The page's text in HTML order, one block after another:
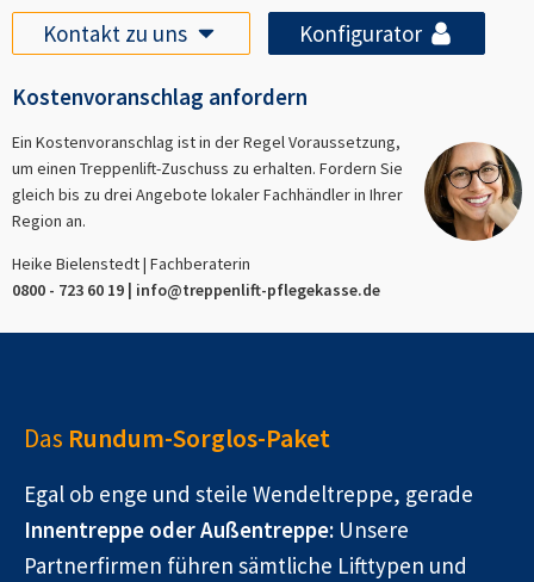
Kontakt zu uns Konfigurator
Kostenvoranschlag anfordern
Ein Kostenvoranschlag ist in der Regel Voraussetzung,
um einen Treppenlift-Zuschuss zu erhalten. Fordern Sie
gleich bis zu drei Angebote lokaler Fachhändler in Ihrer
Region an.
Heike Bielenstedt | Fachberaterin
0800 - 723 60 19 | info@treppenlift-pflegekasse.de
Das Rundum-Sorglos-Paket
Egal ob enge und steile Wendeltreppe, gerade
Innentreppe oder Außentreppe: Unsere
Partnerfirmen führen sämtliche Lifttypen und